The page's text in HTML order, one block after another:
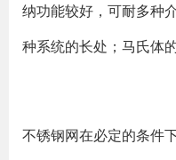
纳功能较好，可耐多种
种系统的长处；马氏体
不锈钢网在必定的条件